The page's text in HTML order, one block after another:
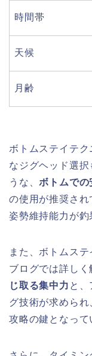
時間帯
天候
月齢
ボトムステイテ
なジグヘッド選
うな、ボトムでの
の使用が推奨さ
姿勢維持能力が釣
また、ボトムス
ブログでは詳しく
じ取る集中力 と
グ技術が求めら
攻略の鍵となって